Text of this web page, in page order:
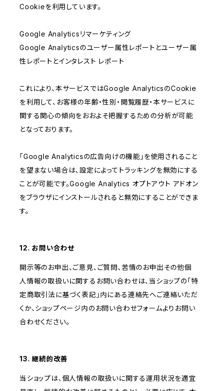
Cookieを利用しています。
Google Analyticsリマーケティング
Google Analyticsのユーザー属性レポートとユーザー属
性レポートとインタレスト レポート
これにより、本サービスではGoogle AnalyticsのCookie
を利用して、お客様の年齢・性別・閲覧履歴・本サービスに
関する関心の傾向をおおよそ把握するための分析が可能
となっております。
「Google Analyticsの広告向けの機能」を使用されること
を望まない場合は、設定によってトラッキングを無効にする
ことが可能です。Google Analytics オプトアウト アドオン
をブラウザにインストールされると無効にすることができま
す。
12. お問い合わせ
開示等のお申出、ご意見、ご質問、苦情のお申出その他個
人情報の取扱いに関するお問い合わせは、当ショップの「特
定商取引法に基づく表記」内にある連絡先へご連絡いただ
くか、ショップページ内のお問い合わせフォームよりお問い
合わせください。
13. 継続的改善
当ショップは、個人情報の取扱いに関する運用状況を適宜